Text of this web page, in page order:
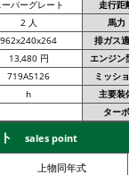
ーパーグレート
走行距
2 人
馬力
962x240x264
排ガス
13,480 円
エンジン
719A5126
ミッシ
h
主要装
ターボ
sales point
上物同年式